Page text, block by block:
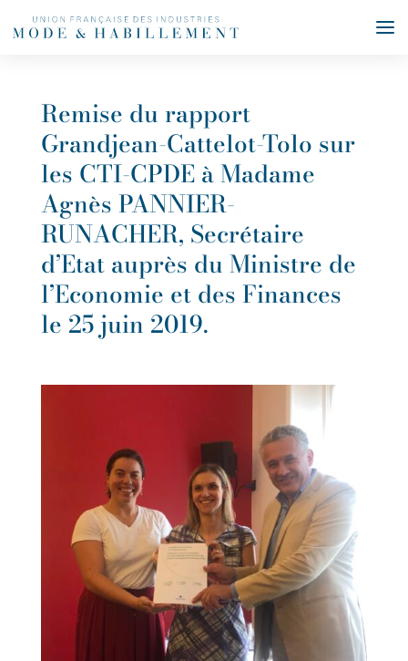
Remise du rapport
Grandjean-Cattelot-Tolo sur
les CTI-CPDE à Madame
Agnès PANNIER-
RUNACHER, Secrétaire
d’Etat auprès du Ministre de
l’Economie et des Finances
le 25 juin 2019.